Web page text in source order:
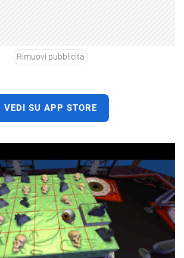
Rimuovi pubblicità
VEDI SU APP STORE